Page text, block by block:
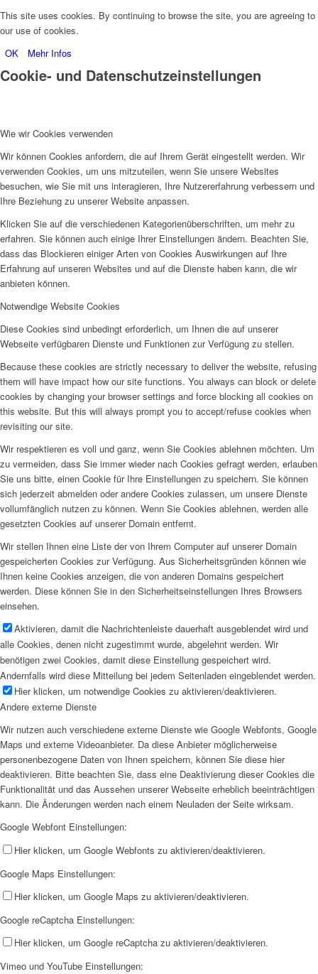
This site uses cookies. By continuing to browse the site, you are agreeing to
our use of cookies.
OK
Mehr Infos
Cookie- und Datenschutzeinstellungen
Wie wir Cookies verwenden
Wir können Cookies anfordern, die auf Ihrem Gerät eingestellt werden. Wir
verwenden Cookies, um uns mitzuteilen, wenn Sie unsere Websites
besuchen, wie Sie mit uns interagieren, Ihre Nutzererfahrung verbessern und
Ihre Beziehung zu unserer Website anpassen.
Klicken Sie auf die verschiedenen Kategorienüberschriften, um mehr zu
erfahren. Sie können auch einige Ihrer Einstellungen ändern. Beachten Sie,
dass das Blockieren einiger Arten von Cookies Auswirkungen auf Ihre
Erfahrung auf unseren Websites und auf die Dienste haben kann, die wir
anbieten können.
Notwendige Website Cookies
Diese Cookies sind unbedingt erforderlich, um Ihnen die auf unserer
Webseite verfügbaren Dienste und Funktionen zur Verfügung zu stellen.
Because these cookies are strictly necessary to deliver the website, refusing
them will have impact how our site functions. You always can block or delete
cookies by changing your browser settings and force blocking all cookies on
this website. But this will always prompt you to accept/refuse cookies when
revisiting our site.
Wir respektieren es voll und ganz, wenn Sie Cookies ablehnen möchten. Um
zu vermeiden, dass Sie immer wieder nach Cookies gefragt werden, erlauben
Sie uns bitte, einen Cookie für Ihre Einstellungen zu speichern. Sie können
sich jederzeit abmelden oder andere Cookies zulassen, um unsere Dienste
vollumfänglich nutzen zu können. Wenn Sie Cookies ablehnen, werden alle
gesetzten Cookies auf unserer Domain entfernt.
Wir stellen Ihnen eine Liste der von Ihrem Computer auf unserer Domain
gespeicherten Cookies zur Verfügung. Aus Sicherheitsgründen können wie
Ihnen keine Cookies anzeigen, die von anderen Domains gespeichert
werden. Diese können Sie in den Sicherheitseinstellungen Ihres Browsers
einsehen.
Aktivieren, damit die Nachrichtenleiste dauerhaft ausgeblendet wird und
alle Cookies, denen nicht zugestimmt wurde, abgelehnt werden. Wir
benötigen zwei Cookies, damit diese Einstellung gespeichert wird.
Andernfalls wird diese Mitteilung bei jedem Seitenladen eingeblendet werden.
Hier klicken, um notwendige Cookies zu aktivieren/deaktivieren.
Andere externe Dienste
Wir nutzen auch verschiedene externe Dienste wie Google Webfonts, Google
Maps und externe Videoanbieter. Da diese Anbieter möglicherweise
personenbezogene Daten von Ihnen speichern, können Sie diese hier
deaktivieren. Bitte beachten Sie, dass eine Deaktivierung dieser Cookies die
Funktionalität und das Aussehen unserer Webseite erheblich beeinträchtigen
kann. Die Änderungen werden nach einem Neuladen der Seite wirksam.
Google Webfont Einstellungen:
Hier klicken, um Google Webfonts zu aktivieren/deaktivieren.
Google Maps Einstellungen:
Hier klicken, um Google Maps zu aktivieren/deaktivieren.
Google reCaptcha Einstellungen:
Hier klicken, um Google reCaptcha zu aktivieren/deaktivieren.
Vimeo und YouTube Einstellungen: